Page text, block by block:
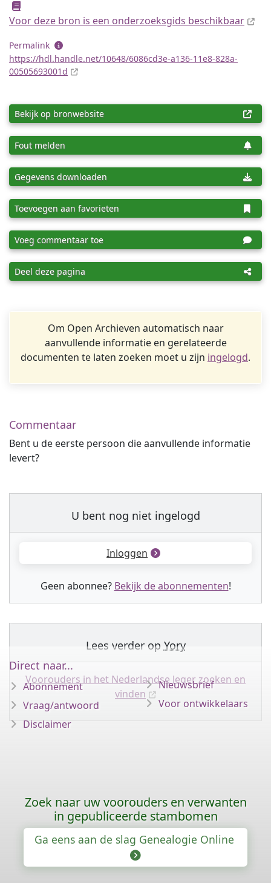
Voor deze bron is een onderzoeksgids beschikbaar
Permalink
https://hdl.handle.net/10648/6086cd3e-a136-11e8-828a-
00505693001d
Bekijk op bronwebsite
Fout melden
Gegevens downloaden
Toevoegen aan favorieten
Voeg commentaar toe
Deel deze pagina
Om Open Archieven automatisch naar
aanvullende informatie en gerelateerde
documenten te laten zoeken moet u zijn ingelogd.
Commentaar
Bent u de eerste persoon die aanvullende informatie
levert?
U bent nog niet ingelogd
Inloggen
Geen abonnee? Bekijk de abonnementen!
Lees verder op Yory
Voorouders in het Nederlandse leger zoeken en
vinden
Direct naar...
Abonnement
Vraag/antwoord
Disclaimer
Nieuwsbrief
Voor ontwikkelaars
Zoek naar uw voorouders en verwanten
in gepubliceerde stambomen
Ga eens aan de slag Genealogie Online